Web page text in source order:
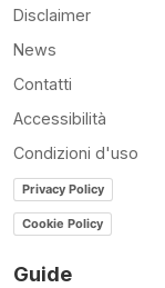
Disclaimer
News
Contatti
Accessibilità
Condizioni d'uso
Privacy Policy
Cookie Policy
Guide